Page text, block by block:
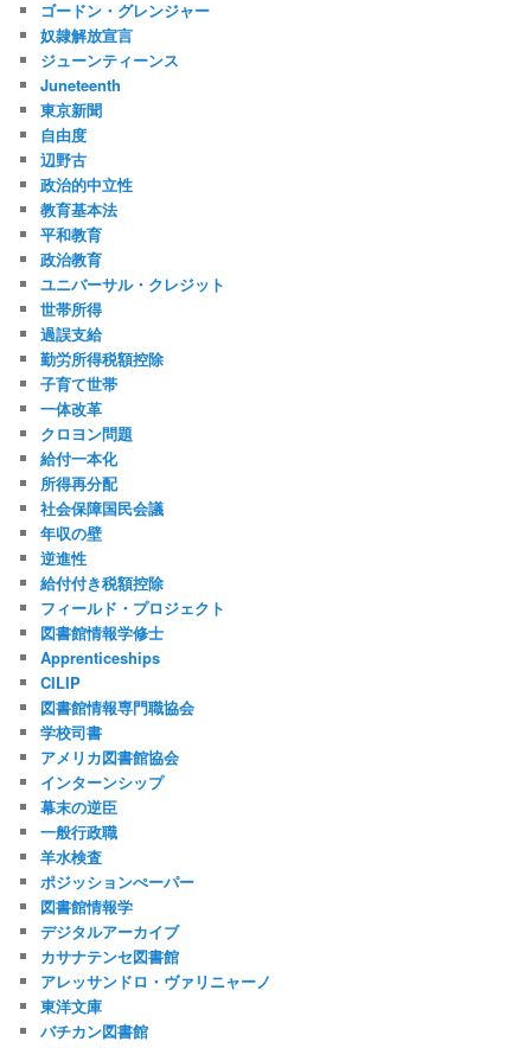
ゴードン・グレンジャー
奴隷解放宣言
ジューンティーンス
Juneteenth
東京新聞
自由度
辺野古
政治的中立性
教育基本法
平和教育
政治教育
ユニバーサル・クレジット
世帯所得
過誤支給
勤労所得税額控除
子育て世帯
一体改革
クロヨン問題
給付一本化
所得再分配
社会保障国民会議
年収の壁
逆進性
給付付き税額控除
フィールド・プロジェクト
図書館情報学修士
Apprenticeships
CILIP
図書館情報専門職協会
学校司書
アメリカ図書館協会
インターンシップ
幕末の逆臣
一般行政職
羊水検査
ポジッションぺーパー
図書館情報学
デジタルアーカイブ
カサナテンセ図書館
アレッサンドロ・ヴァリニャーノ
東洋文庫
バチカン図書館